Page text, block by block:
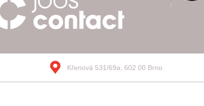
Křenová 531/69a, 602 00 Brno